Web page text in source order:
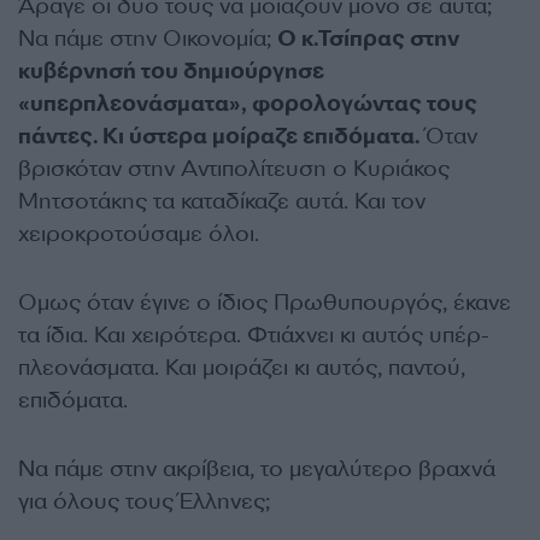
Άραγε οι δυό τους να μοιάζουν μόνο σε αυτά;
Να πάμε στην Οικονομία; Ο κ.Τσίπρας στην
κυβέρνησή του δημιούργησε
«υπερπλεονάσματα», φορολογώντας τους
πάντες. Κι ύστερα μοίραζε επιδόματα.Όταν
βρισκόταν στην Αντιπολίτευση ο Κυριάκος
Μητσοτάκης τα καταδίκαζε αυτά. Και τον
χειροκροτούσαμε όλοι.
Ομως όταν έγινε ο ίδιος Πρωθυπουργός, έκανε
τα ίδια. Και χειρότερα. Φτιάχνει κι αυτός υπέρ-
πλεονάσματα. Και μοιράζει κι αυτός, παντού,
επιδόματα.
Να πάμε στην ακρίβεια, το μεγαλύτερο βραχνά
για όλους τους Έλληνες;